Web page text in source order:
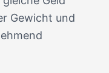
Gewicht und